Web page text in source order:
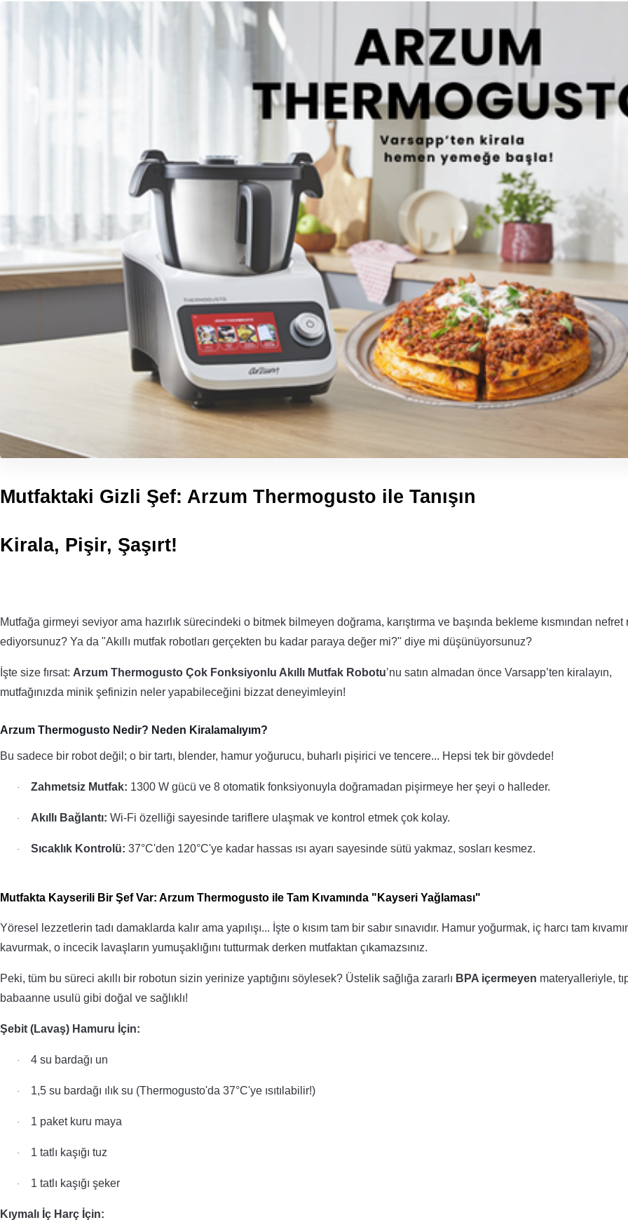
Mutfaktaki Gizli Şef: Arzum Thermogusto ile Tanışın
Kirala, Pişir, Şaşırt!
Mutfağa girmeyi seviyor ama hazırlık sürecindeki o bitmek bilmeyen doğrama, karıştırma ve başında bekleme kısmından nefret
ediyorsunuz? Ya da "Akıllı mutfak robotları gerçekten bu kadar paraya değer mi?" diye mi düşünüyorsunuz?
İşte size fırsat: Arzum Thermogusto Çok Fonksiyonlu Akıllı Mutfak Robotu’nu satın almadan önce Varsapp’ten kiralayın,
mutfağınızda minik şefinizin neler yapabileceğini bizzat deneyimleyin!
Arzum Thermogusto Nedir? Neden Kiralamalıyım?
Bu sadece bir robot değil; o bir tartı, blender, hamur yoğurucu, buharlı pişirici ve tencere... Hepsi tek bir gövdede!
· Zahmetsiz Mutfak: 1300 W gücü ve 8 otomatik fonksiyonuyla doğramadan pişirmeye her şeyi o halleder.
· Akıllı Bağlantı: Wi-Fi özelliği sayesinde tariflere ulaşmak ve kontrol etmek çok kolay.
· Sıcaklık Kontrolü: 37°C'den 120°C'ye kadar hassas ısı ayarı sayesinde sütü yakmaz, sosları kesmez.
Mutfakta Kayserili Bir Şef Var: Arzum Thermogusto ile Tam Kıvamında "Kayseri Yağlaması"
Yöresel lezzetlerin tadı damaklarda kalır ama yapılışı... İşte o kısım tam bir sabır sınavıdır. Hamur yoğurmak, iç harcı tam
kavurmak, o incecik lavaşların yumuşaklığını tutturmak derken mutfaktan çıkamazsınız.
Peki, tüm bu süreci akıllı bir robotun sizin yerinize yaptığını söylesek? Üstelik sağlığa zararlı BPA içermeyen materyalleriyle,
babaanne usulü gibi doğal ve sağlıklı!
Şebit (Lavaş) Hamuru İçin:
· 4 su bardağı un
· 1,5 su bardağı ılık su (Thermogusto'da 37°C'ye ısıtılabilir!)
· 1 paket kuru maya
· 1 tatlı kaşığı tuz
· 1 tatlı kaşığı şeker
Kıymalı İç Harç İçin: